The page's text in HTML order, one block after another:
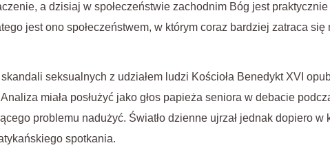
a dzisiaj w społeczeństwie zachodnim Bóg jest
jest ono społeczeństwem, w którym coraz bardziej zatraca się
seksualnych z udziałem ludzi Kościoła Benedykt XVI
miała posłużyć jako głos papieża seniora w debacie
problemu nadużyć. Światło dzienne ujrzał jednak dopiero
spotkania.